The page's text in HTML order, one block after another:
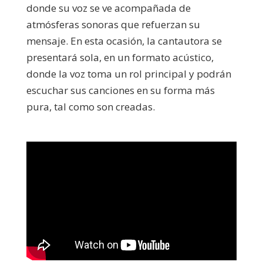
donde su voz se ve acompañada de
atmósferas sonoras que refuerzan su
mensaje. En esta ocasión, la cantautora se
presentará sola, en un formato acústico,
donde la voz toma un rol principal y podrán
escuchar sus canciones en su forma más
pura, tal como son creadas.